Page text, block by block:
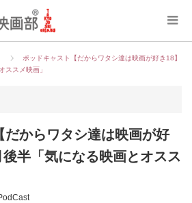
ポッドキャスト【だからワタシ達は映画が好き18】
ススメ映画」
だからワタシ達は映画が好
半「気になる映画とオスス